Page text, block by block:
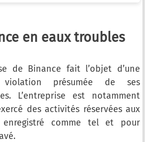
en eaux troubles
de Binance fait l’objet d’une
présumée de ses
L’entreprise est notamment
des activités réservées aux
enregistré comme tel et pour